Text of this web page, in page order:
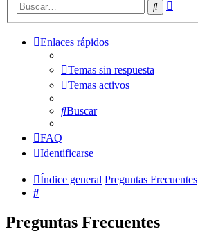
Buscar
Enlaces rápidos
Temas sin respuesta
Temas activos
Buscar
FAQ
Identificarse
Índice general Preguntas Frecuentes
Buscar
Preguntas Frecuentes